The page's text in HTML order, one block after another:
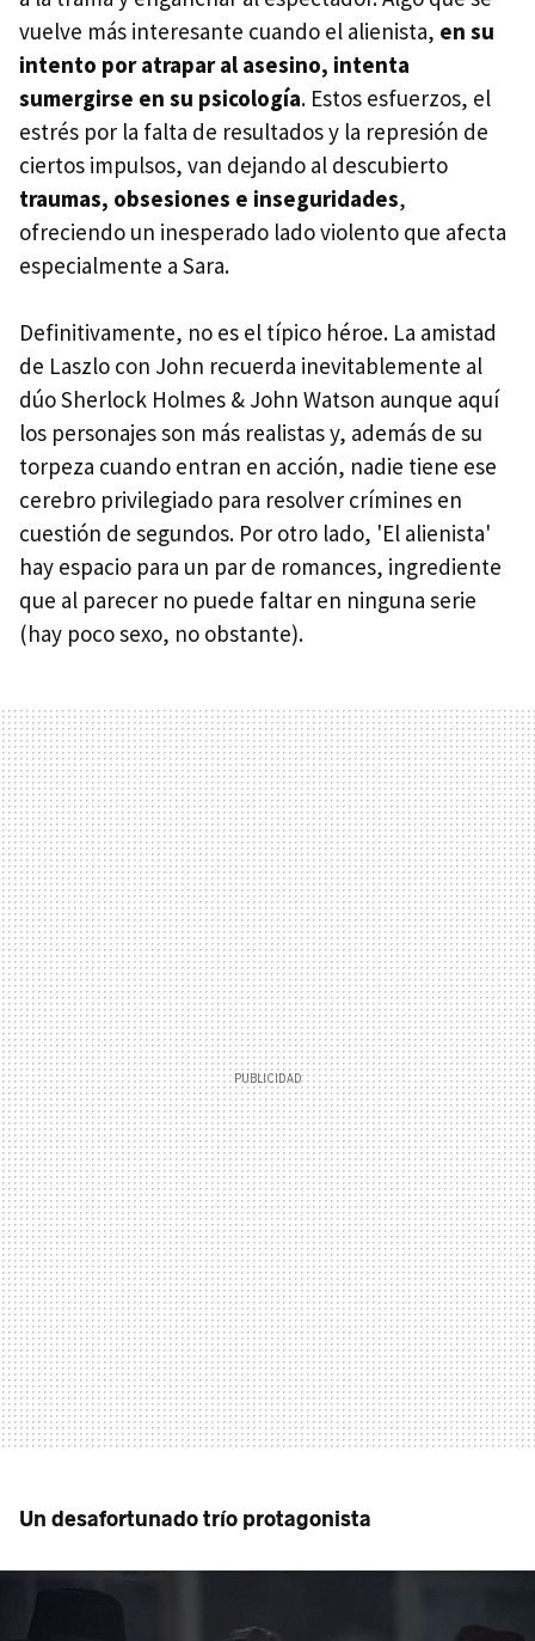
vuelve más interesante cuando el alienista, en su
intento por atrapar al asesino, intenta
sumergirse en su psicología. Estos esfuerzos, el
estrés por la falta de resultados y la represión de
ciertos impulsos, van dejando al descubierto
traumas, obsesiones e inseguridades,
ofreciendo un inesperado lado violento que afecta
especialmente a Sara.
Definitivamente, no es el típico héroe. La amistad
de Laszlo con John recuerda inevitablemente al
dúo Sherlock Holmes & John Watson aunque aquí
los personajes son más realistas y, además de su
torpeza cuando entran en acción, nadie tiene ese
cerebro privilegiado para resolver crímines en
cuestión de segundos. Por otro lado, 'El alienista'
hay espacio para un par de romances, ingrediente
que al parecer no puede faltar en ninguna serie
(hay poco sexo, no obstante).
Un desafortunado trío protagonista